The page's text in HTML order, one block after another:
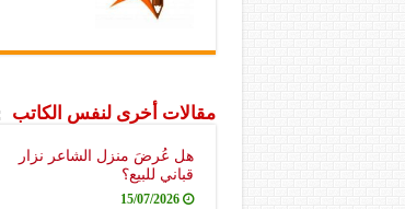
مقالات أخرى لنفس الكاتب
هل عُرضَ منزل الشاعر نزار
قباني للبيع؟
15/07/2026